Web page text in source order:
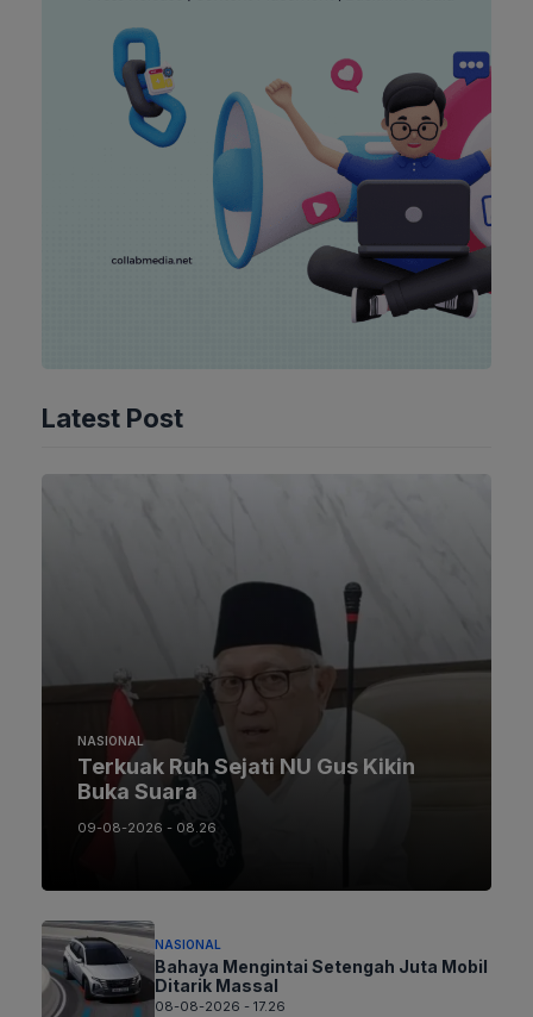
Latest Post
NASIONAL
Terkuak Ruh Sejati NU Gus Kikin
Buka Suara
09-08-2026 - 08.26
NASIONAL
Bahaya Mengintai Setengah Juta Mobil
Ditarik Massal
08-08-2026 - 17.26